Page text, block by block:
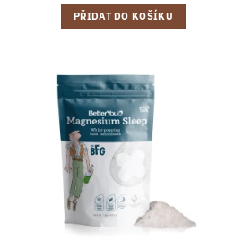
PŘIDAT DO KOŠÍKU